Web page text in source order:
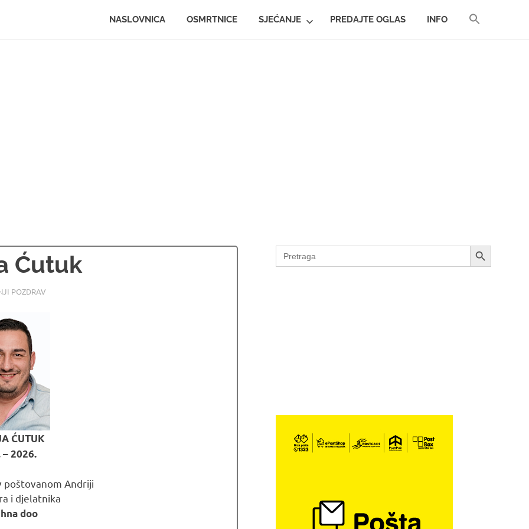
NASLOVNICA OSMRTNICE SJEĆANJE PREDAJTE OGLAS INFO
Ćutuk
LJUBUSKI
POZDRAV
ĆUTUK
– 2026.
poštovanom Andriji
i djelatnika
doo
Search
for:
SEARCH BUTTON